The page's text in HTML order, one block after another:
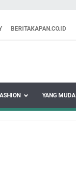
BERITAKAPAN.CO.ID
YANG MUDA